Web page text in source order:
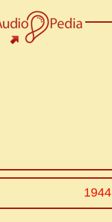
1944